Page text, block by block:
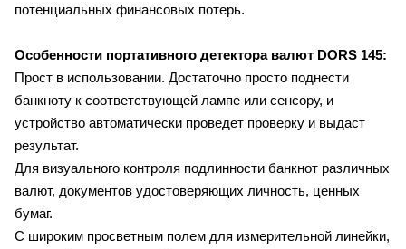
потенциальных финансовых потерь.
Особенности портативного детектора валют DORS 145:
Прост в использовании. Достаточно просто поднести
банкноту к соответствующей лампе или сенсору, и
устройство автоматически проведет проверку и выдаст
результат.
Для визуального контроля подлинности банкнот различных
валют, документов удостоверяющих личность, ценных
бумаг.
С широким просветным полем для измерительной линейки,